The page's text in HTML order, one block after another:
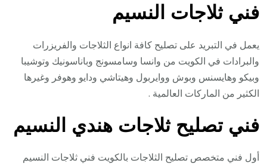
فني ثلاجات النسيم
يعمل في التبريد على تصليح كافة انواع الثلاجات والفريزرات
والبرادات في الكويت من وانسا وسامسونج وباناسونيك وتوشيبا
وبيكو وهايسنس وبوش ووايربول وهيتاشي ودايو وهوفر وغيرها
الكثير من الماركات العالمية .
فني تصليح ثلاجات هندي النسيم
أول فني متخصص تصليح الثلاجات بالكويت فني ثلاجات النسيم